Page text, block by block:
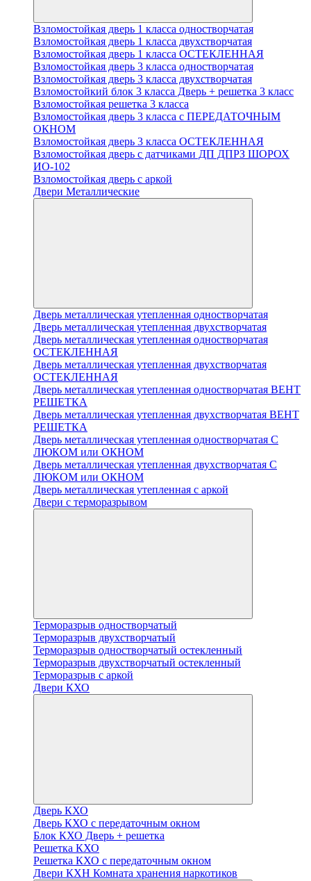
Взломостойкая дверь 1 класса одностворчатая
Взломостойкая дверь 1 класса двухстворчатая
Взломостойкая дверь 1 класса ОСТЕКЛЕННАЯ
Взломостойкая дверь 3 класса одностворчатая
Взломостойкая дверь 3 класса двухстворчатая
Взломостойкий блок 3 класса Дверь + решетка 3 класс
Взломостойкая решетка 3 класса
Взломостойкая дверь 3 класса с ПЕРЕДАТОЧНЫМ
ОКНОМ
Взломостойкая дверь 3 класса ОСТЕКЛЕННАЯ
Взломостойкая дверь с датчиками ДП ДПРЗ ШОРОХ
ИО-102
Взломостойкая дверь с аркой
Двери Металлические
Дверь металлическая утепленная одностворчатая
Дверь металлическая утепленная двухстворчатая
Дверь металлическая утепленная одностворчатая
ОСТЕКЛЕННАЯ
Дверь металлическая утепленная двухстворчатая
ОСТЕКЛЕННАЯ
Дверь металлическая утепленная одностворчатая ВЕНТ
РЕШЕТКА
Дверь металлическая утепленная двухстворчатая ВЕНТ
РЕШЕТКА
Дверь металлическая утепленная одностворчатая С
ЛЮКОМ или ОКНОМ
Дверь металлическая утепленная двухстворчатая С
ЛЮКОМ или ОКНОМ
Дверь металлическая утепленная с аркой
Двери с терморазрывом
Терморазрыв одностворчатый
Терморазрыв двухстворчатый
Терморазрыв одностворчатый остекленный
Терморазрыв двухстворчатый остекленный
Терморазрыв с аркой
Двери КХО
Дверь КХО
Дверь КХО с передаточным окном
Блок КХО Дверь + решетка
Решетка КХО
Решетка КХО с передаточным окном
Двери КХН Комната хранения наркотиков